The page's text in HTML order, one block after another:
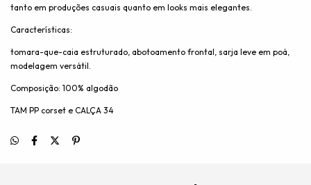
tanto em produções casuais quanto em looks mais elegantes.
Características:
tomara-que-caia estruturado, abotoamento frontal, sarja leve em poá,
modelagem versátil.
Composição: 100% algodão
TAM PP corset e CALÇA 34